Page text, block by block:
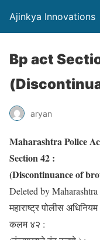
Ajinkya Innovations
Bp act
aryan
Maharashtra Police
Section 42 :
(Discontinuance of
Deleted by
महाराष्ट्र पोलीस
कलम ४२ :